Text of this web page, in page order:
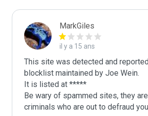
MarkGiles
il y a 15 ans
This site was detected and
blocklist maintained by Joe Wein.
It is listed at *****
Be wary of spammed sites, they
criminals who are out to defraud